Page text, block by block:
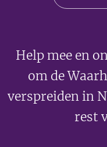
Help mee en
om de
verspreiden in
rest